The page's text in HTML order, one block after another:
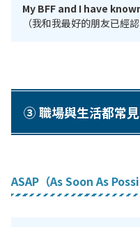
My BFF and I have
（我和我最好的朋友已經
③ 職場與生活都常
ASAP（As Soon As